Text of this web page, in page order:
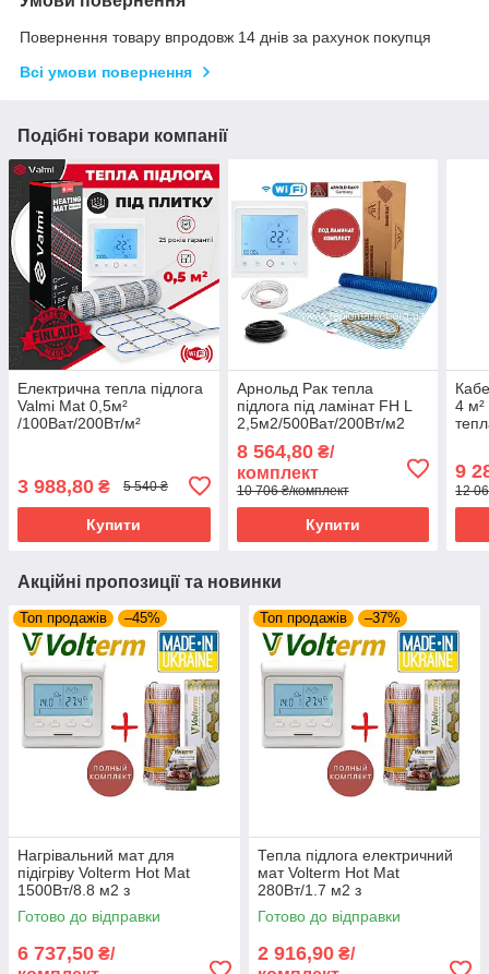
Повернення товару впродовж 14 днів за рахунок покупця
Всі умови повернення
Подібні товари компанії
Електрична тепла підлога
Valmi Mat 0,5м²
/100Ват/200Вт/м²
3 988,80 ₴ 5 540 ₴
Купити
Арнольд Рак тепла
підлога під ламінат FH L
2,5м2/500Ват/200Вт/м2
терморегулятором TWE02
Wi-Fi
8 564,80₴/
комплект
10 706 ₴/комплект
Купити
4 м²
9
12
Акційні пропозиції та новинки
Топ продажів –45%
Нагрівальний мат для
підігріву Volterm Hot Mat
1500Вт/8.8 м2 з
програмованим
терморегулятором E51
Готово до відправки
6 737,50 ₴/
Топ продажів –37%
Тепла підлога електричний
мат Volterm Hot Mat
280Вт/1.7 м2 з
програмованим
терморегулятором E51
Готово до відправки
2 916,90 ₴/